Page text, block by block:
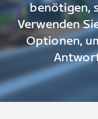
benötigen,
Verwenden
Optionen,